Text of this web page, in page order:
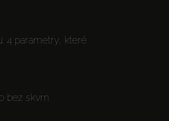
4 parametry, které
bez skvrn